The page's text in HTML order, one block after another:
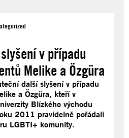
v případu
Melike a Özgüra
další slyšení v případu
a Özgüra, kteří v
Blízkého východu
2011 pravidelně pořádali
LGBTI+ komunity.